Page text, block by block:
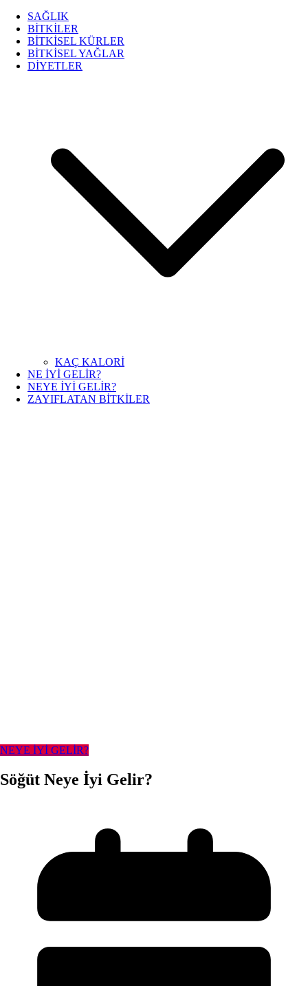
SAĞLIK
BİTKİLER
BİTKİSEL KÜRLER
BİTKİSEL YAĞLAR
DİYETLER
KAÇ KALORİ
NE İYİ GELİR?
NEYE İYİ GELİR?
ZAYIFLATAN BİTKİLER
NEYE İYİ GELİR?
Söğüt Neye İyi Gelir?